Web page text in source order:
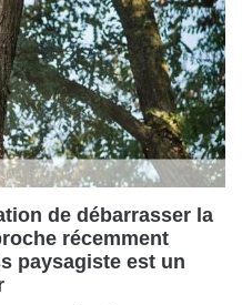
de débarrasser la
récemment
paysagiste est un